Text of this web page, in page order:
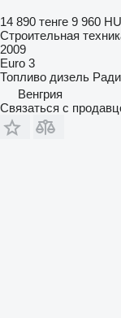
14 890 тенге 9 960
Строительная
2009
Euro 3
Топливо дизель
Венгрия
Связаться с